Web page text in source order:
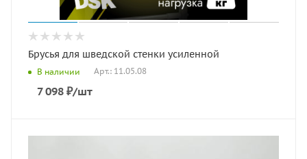
Брусья для шведской стенки усиленной
В наличии Арт.: 11.05.08
7 098 ₽/шт